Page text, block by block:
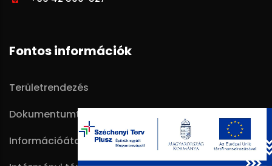
Fontos információk
Területrendezés
Dokumentumtár
Információátadási szabályzat